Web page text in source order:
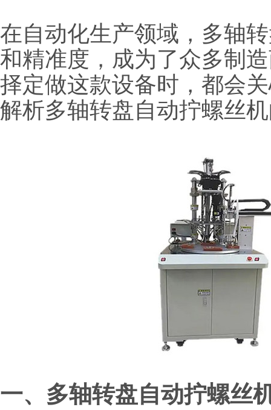
在自动化生产领域，多轴
和精准度，成为了众多制
择定做这款设备时，都会
解析多轴转盘自动拧螺丝
一、多轴转盘自动拧螺丝